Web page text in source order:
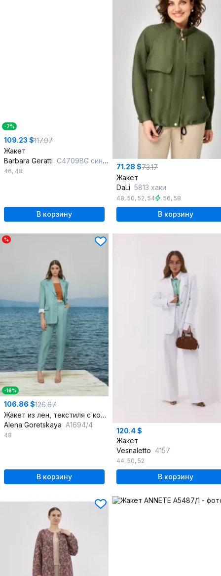
-7%
109.23 $117.07
Жакет
Barbara Geratti С4709BG синий/белый
46, 48
В корзину
71.28 $73.17
Жакет
DaLi 5813 хаки
48, 50, 52, 54 , 56, 58
В корзину
%
-16%
106.86 $126.67
Жакет из лен, текстиля с кокетками и прорезными карманами
Alena Goretskaya А1694/4
48
В корзину
120.4 $
Жакет
Vesnaletto 4157
44, 50, 52
В корзину